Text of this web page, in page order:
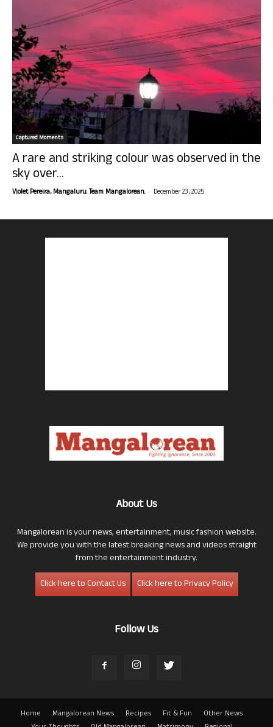
Captured Moments
A rare and striking colour was observed in the
sky over...
Violet Pereira, Mangaluru. Team Mangalorean. - December 23, 2025
About Us
Mangalorean is your news, entertainment, music fashion website.
We provide you with the latest breaking news and videos straight
from the entertainment industry.
Click here to Contact Us
Click here to Privacy Policy
Follow Us
Home Mangalorean News Recipes Fit & Fun
Other News